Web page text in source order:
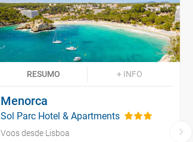
RESUMO + INFO
Menorca
Sol Parc Hotel & Apartments
Voos desde Lisboa